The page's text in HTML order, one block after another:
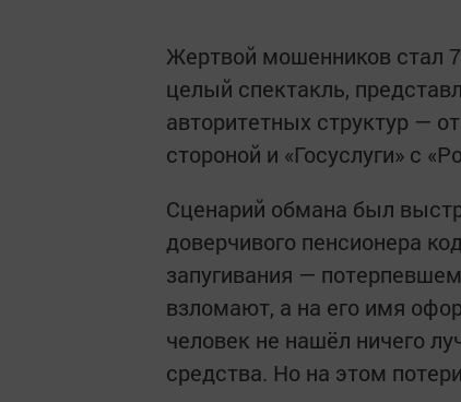
Жертвой мошенников стал
целый спектакль,
авторитетных структур —
стороной и «Госуслуги» с
Сценарий обмана был
доверчивого пенсионера
запугивания —
взломают, а на его имя
человек не нашёл ничего
средства. Но на этом